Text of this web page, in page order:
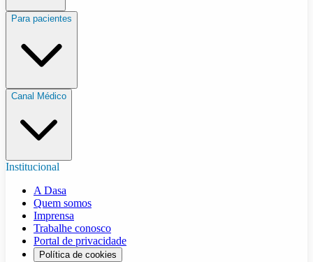
Para pacientes
Canal Médico
Institucional
A Dasa
Quem somos
Imprensa
Trabalhe conosco
Portal de privacidade
Política de cookies